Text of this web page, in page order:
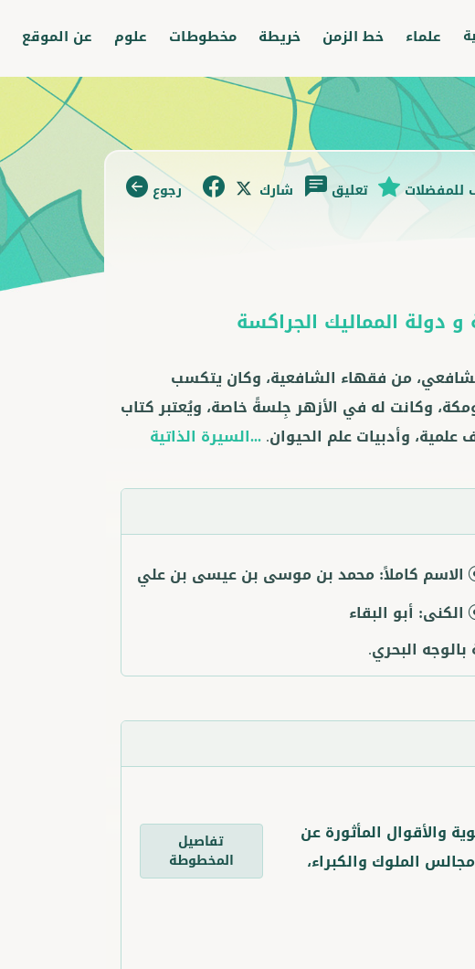
علماء خط الزمن خريطة مخطوطات علوم عن الموقع
رجوع شارك تعليق للمفضلات
و دولة المماليك الجراكسة
من فقهاء الشافعية، وكان يتكسب
وكانت له في الأزهر جِلسةً خاصة، ويُعتبر كتاب
وأدبيات علم الحيوان....السيرة الذاتية
الاسم كاملاً: محمد بن موسى بن عيسى بن علي
الكنى: أبو البقاء
البحري.
والأقوال المأثورة عن
الملوك والكبراء،
تفاصيل
المخطوطة